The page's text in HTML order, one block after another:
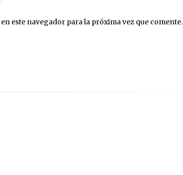
este navegador para la próxima vez que comente.